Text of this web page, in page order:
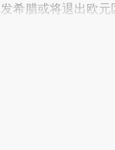
发希腊或将退出欧元